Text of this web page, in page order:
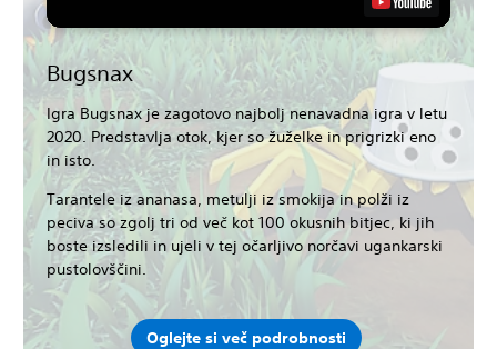
Bugsnax
Igra Bugsnax je zagotovo najbolj nenavadna igra v letu
2020. Predstavlja otok, kjer so žuželke in prigrizki eno
in isto.
Tarantele iz ananasa, metulji iz smokija in polži iz
peciva so zgolj tri od več kot 100 okusnih bitjec, ki jih
boste izsledili in ujeli v tej očarljivo norčavi ugankarski
pustolovščini.
Oglejte si več podrobnosti